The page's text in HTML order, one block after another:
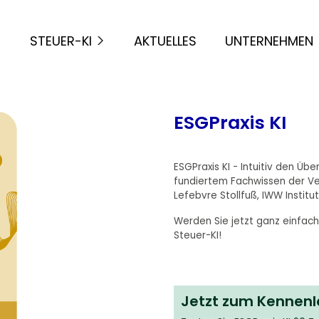
STEUER-KI AKTUELLES UNTERNEHMEN
ESGPraxis KI
ESGPraxis KI - Intuitiv den
fundiertem Fachwissen der
Lefebvre Stollfuß, IWW
Werden Sie jetzt ganz
Steuer-KI!
Jetzt zum